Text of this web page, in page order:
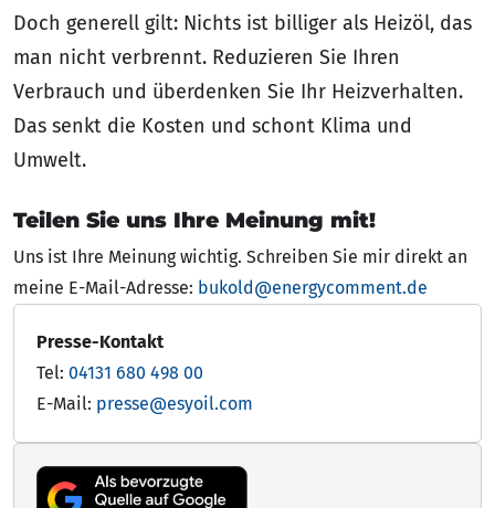
Doch generell gilt: Nichts ist billiger als Heizöl, das
man nicht verbrennt. Reduzieren Sie Ihren
Verbrauch und überdenken Sie Ihr Heizverhalten.
Das senkt die Kosten und schont Klima und
Umwelt.
Teilen Sie uns Ihre Meinung mit!
Uns ist Ihre Meinung wichtig. Schreiben Sie mir direkt an
meine E-Mail-Adresse: bukold@energycomment.de
Presse-Kontakt
Tel: 04131 680 498 00
E-Mail: presse@esyoil.com